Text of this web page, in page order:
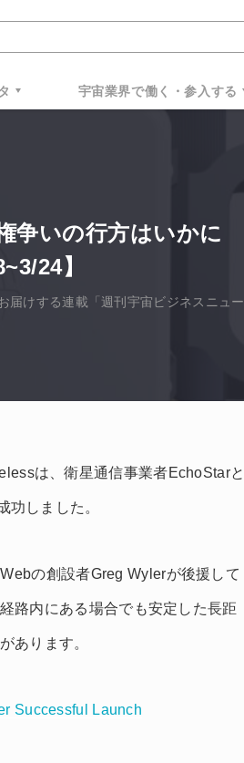
宇宙業界で働く・参入する
争いの行方はいかに
24】
届けする連載「週刊宇宙ビジネスニュー
は、衛星通信事業者EchoStarと
功しました。
の創設者Greg Wylerが後援して
路内にある場合でも安定した長距
あります。
Successful Launch